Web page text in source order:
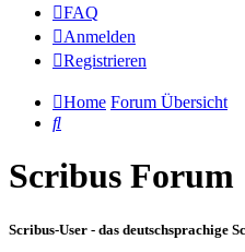
FAQ
Anmelden
Registrieren
Home Forum Übersicht
Suche
Scribus Forum
Scribus-User - das deutschsprachige